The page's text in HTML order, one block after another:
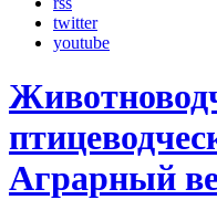
twitter
youtube
Аграрный